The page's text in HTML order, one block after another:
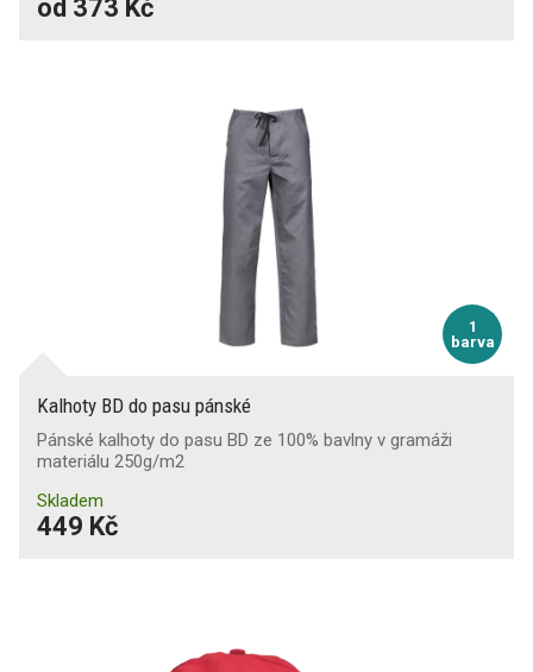
od 373 Kč
1
barva
Kalhoty BD do pasu pánské
Pánské kalhoty do pasu BD ze 100% bavlny v gramáži
materiálu 250g/m2
Skladem
449 Kč